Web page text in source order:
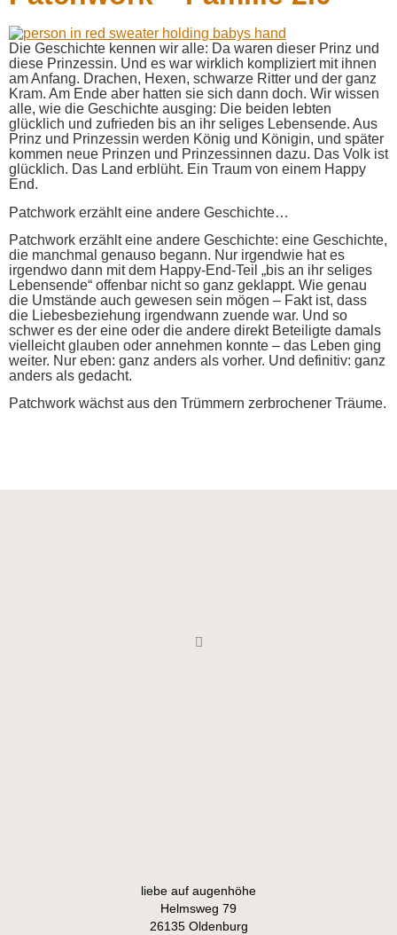
Die Geschichte kennen wir alle: Da waren dieser Prinz und
diese Prinzessin. Und es war wirklich kompliziert mit ihnen
am Anfang. Drachen, Hexen, schwarze Ritter und der ganz
Kram. Am Ende aber hatten sie sich dann doch. Wir wissen
alle, wie die Geschichte ausging: Die beiden lebten
glücklich und zufrieden bis an ihr seliges Lebensende. Aus
Prinz und Prinzessin werden König und Königin, und später
kommen neue Prinzen und Prinzessinnen dazu. Das Volk ist
glücklich. Das Land erblüht. Ein Traum von einem Happy
End.
Patchwork erzählt eine andere Geschichte…
Patchwork erzählt eine andere Geschichte: eine Geschichte,
die manchmal genauso begann. Nur irgendwie hat es
irgendwo dann mit dem Happy-End-Teil „bis an ihr seliges
Lebensende“ offenbar nicht so ganz geklappt. Wie genau
die Umstände auch gewesen sein mögen – Fakt ist, dass
die Liebesbeziehung irgendwann zuende war. Und so
schwer es der eine oder die andere direkt Beteiligte damals
vielleicht glauben oder annehmen konnte – das Leben ging
weiter. Nur eben: ganz anders als vorher. Und definitiv: ganz
anders als gedacht.
Patchwork wächst aus den Trümmern zerbrochener Träume.
liebe auf augenhöhe
Helmsweg 79
26135 Oldenburg